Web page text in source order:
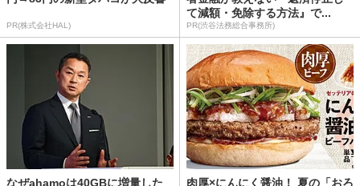
PR(株式会社HAL)
て減額・免除する方法』で...
PR(渋谷法務総合事務所)
なぜahamoは40GBに増量した
肉厚×にんにく醤油！ 夏の「おろ